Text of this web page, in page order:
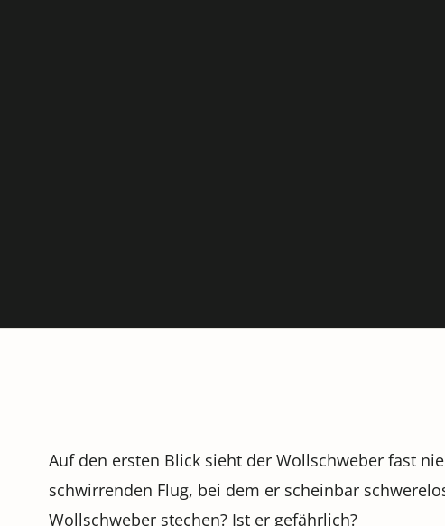
Auf den ersten Blick sieht der Wollschweber fast
schwirrenden Flug, bei dem er scheinbar
Wollschweber stechen? Ist er gefährlich?